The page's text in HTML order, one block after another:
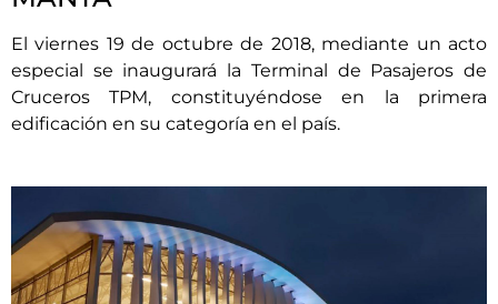
El viernes 19 de octubre de 2018, mediante un acto
especial se inaugurará la Terminal de Pasajeros de
Cruceros TPM, constituyéndose en la primera
edificación en su categoría en el país.